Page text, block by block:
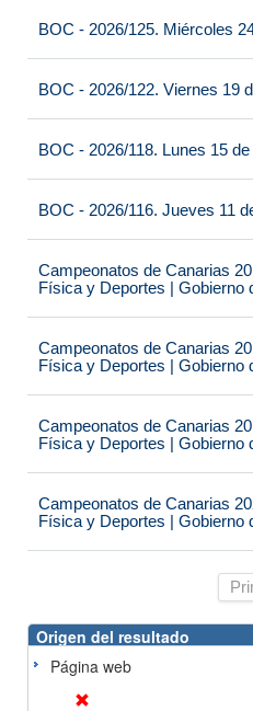
BOC - 2026/125. Miércoles
BOC - 2026/122. Viernes 19
BOC - 2026/118. Lunes 15
BOC - 2026/116. Jueves 11
Campeonatos de Canarias
Física y Deportes | Gobierno
Campeonatos de Canarias
Física y Deportes | Gobierno
Campeonatos de Canarias
Física y Deportes | Gobierno
Campeonatos de Canarias
Física y Deportes | Gobierno
Origen del resultado
Página web